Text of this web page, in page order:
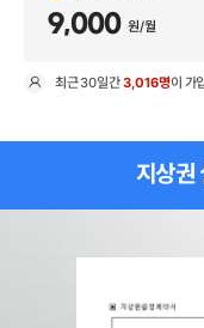
9,000 원/월
최근30일간3,016명이 가
지상권